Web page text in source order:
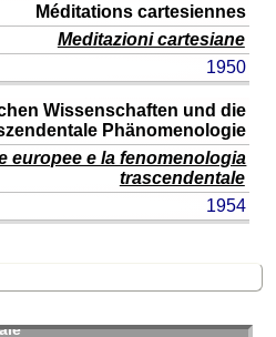
Méditations cartesiennes
Meditazioni cartesiane
1950
Wissenschaften und die
Phänomenologie
europee e la fenomenologia
trascendentale
1954